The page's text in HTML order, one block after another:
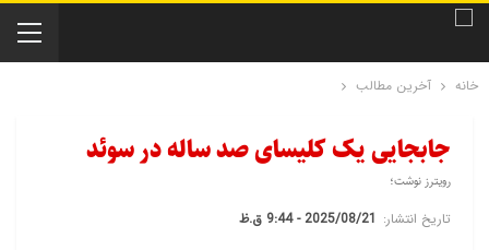
خانه آخرین مطالب
جابجایی یک کلیسای صد ساله در سوئد
رویترز نوشت؛
تاریخ انتشار: 2025/08/21 - 9:44 ق.ظ